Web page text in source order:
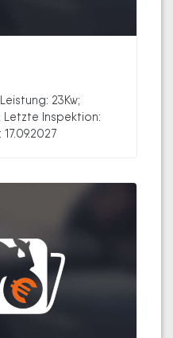
23Kw;
Letzte Inspektion: